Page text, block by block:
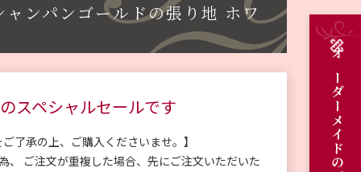
ンパンゴールドの張り地 ホワ
スペシャルセールです
ご了承の上、ご購入くださいませ。】
、 ご注文が重複した場合、先にご注文いただいた